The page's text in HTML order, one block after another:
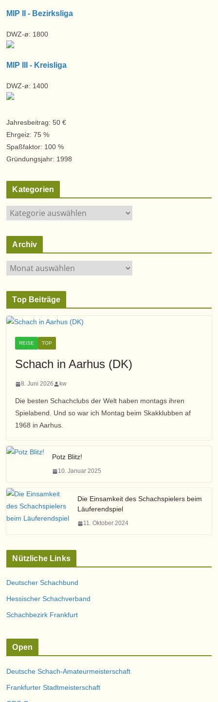
MIP II - Bezirksliga
DWZ-ø: 1800
MIP III - Kreisliga
DWZ-ø: 1400
Jahresbeitrag: 50 €
Ehrgeiz: 75 %
Spaßfaktor: 100 %
Gründungsjahr: 1998
Kategorien
K
t
g
e
n
Archiv
A
c
i
Top Beiträge
REISE TOP
Schach in Aarhus (DK)
8. Juni 2026 kw
Die besten Schachclubs der Welt haben montags ihren
Spielabend. Und so war ich Montag beim Skakklubben af
1968 in Aarhus.
Potz Blitz!
10. Januar 2025
Die Einsamkeit des Schachspielers beim
Läuferendspiel
11. Oktober 2024
Nützliche Links
Deutscher Schachbund
Hessischer Schachverband
Schachbezirk Frankfurt
Open
Deutsche Schach-Amateurmeisterschaft
Frankfurter Stadtmeisterschaft